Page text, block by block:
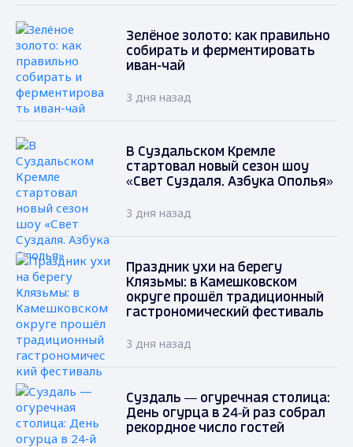
Зелёное золото: как правильно
собирать и ферментировать
иван-чай
3 дня назад
В Суздальском Кремле
стартовал новый сезон шоу
«Свет Суздаля. Азбука Ополья»
3 дня назад
Праздник ухи на берегу
Клязьмы: в Камешковском
округе прошёл традиционный
гастрономический фестиваль
3 дня назад
Суздаль — огуречная столица:
День огурца в 24‑й раз собрал
рекордное число гостей